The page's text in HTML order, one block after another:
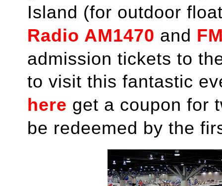
Island (for outdoor
Radio AM1470 and
admission tickets to
to visit this fantastic
here get a coupon for
be redeemed by the